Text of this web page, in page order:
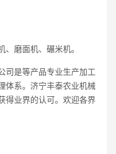
磨面机、碾米机。
司是等产品专业生产加工
体系。济宁丰泰农业机械
得业界的认可。欢迎各界